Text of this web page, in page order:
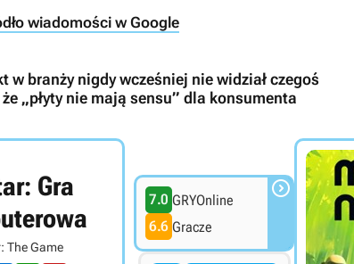
wiadomości w Google
w branży nigdy wcześniej nie widział czegoś
„płyty nie mają sensu” dla konsumenta
Gra
The Game
7.0 GRYOnline
6.6 Gracze
